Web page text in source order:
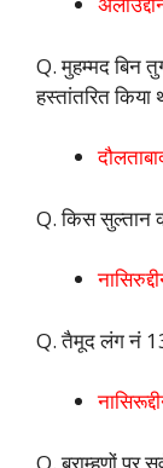
Q. मुहम्मद बिन
हस्तांतरित किया
Q. किस सुल्तान
Q. तैमूद लंग नं
Q. ब्राम्हणों पर